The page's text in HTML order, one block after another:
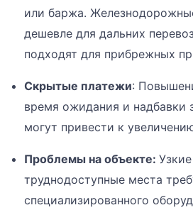
или баржа.
дешевле для дальних
подходят для прибрежных
Скрытые платежи:
время ожидания и надбавки
могут привести к
Проблемы на объекте:
труднодоступные места
специализированного